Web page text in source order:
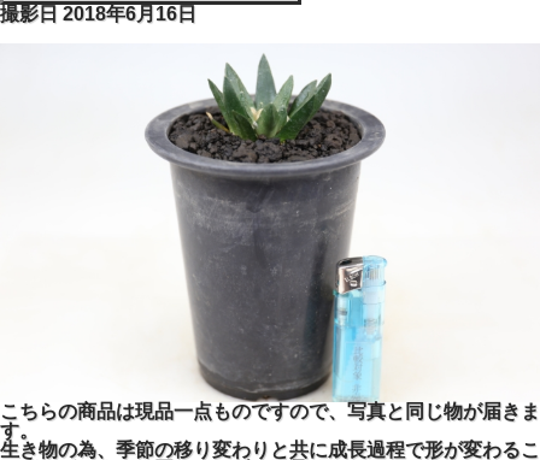
撮影日 2018年6月16日
こちらの商品は現品一点ものですので、写真と同じ物が届きま
す。
生き物の為、季節の移り変わりと共に成長過程で形が変わるこ